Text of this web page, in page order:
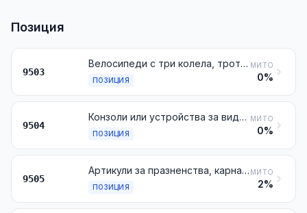
Позиция
9503
Велосипеди с три колела, тротинетки, автомобилчета с педали и подобни играчки на колела; колички за кукли; кукли; други играчки; умалени модели и подобни модели за забавление, със или без механизъм; пъзели (картинни мозайки) от всякакъв вид
ПОЗИЦИЯ
МИТО
0%
9504
Конзоли или устройства за видеоигри, артикули за колективни игри, включително игрите с двигател или с механизъм, билярди, специални маси за хазартни игри и игри с автоматични кегли (например боулинг), игрални автомати, функциониращи чрез вкарването на монети, банкноти (хартиени пари), банкови карти, жетони или всякакви други разплащателни средства
ПОЗИЦИЯ
МИТО
0%
9505
Артикули за празненства, карнавали и други развлечения, включително артикулите за илюзионисти и артикулите-сюрпризи
ПОЗИЦИЯ
МИТО
2%